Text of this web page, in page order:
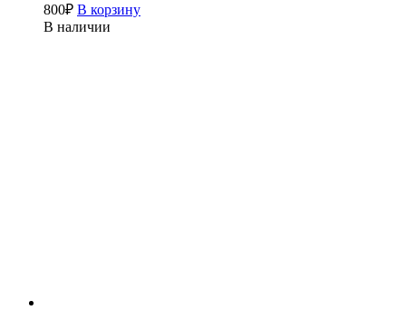
800₽ В корзину
В наличии